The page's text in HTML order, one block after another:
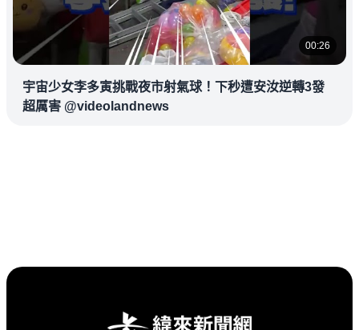
00:26
宇宙少女李多寅挑戰夜市射氣球！下秒遭安汝逆轉3發
超厲害 @videolandnews